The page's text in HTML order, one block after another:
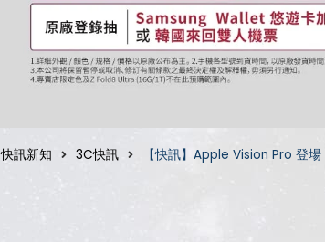
快訊新知 3C快訊 【快訊】Apple Vision Pro 登